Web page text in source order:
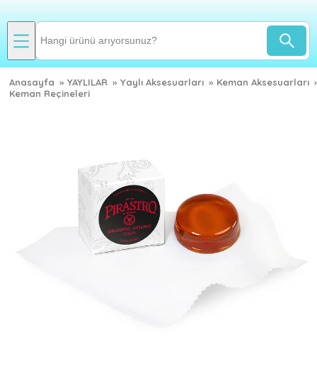
Anasayfa » YAYLILAR » Yaylı Aksesuarları » Keman Aksesuarları
Keman Reçineleri